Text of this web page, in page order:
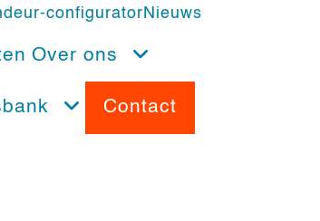
configurator Nieuws
Over ons
Contact